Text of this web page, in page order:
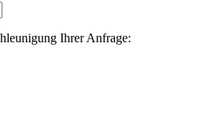
Ihrer Anfrage: